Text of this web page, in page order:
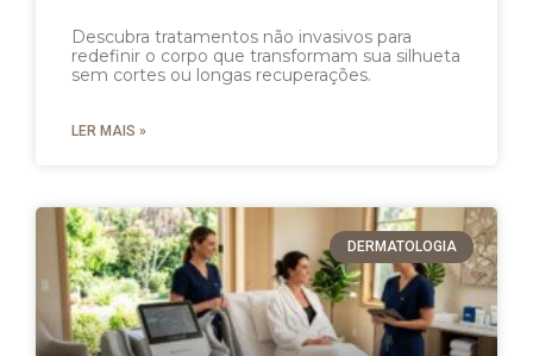
Descubra tratamentos não invasivos para
redefinir o corpo que transformam sua silhueta
sem cortes ou longas recuperações.
LER MAIS »
DERMATOLOGIA